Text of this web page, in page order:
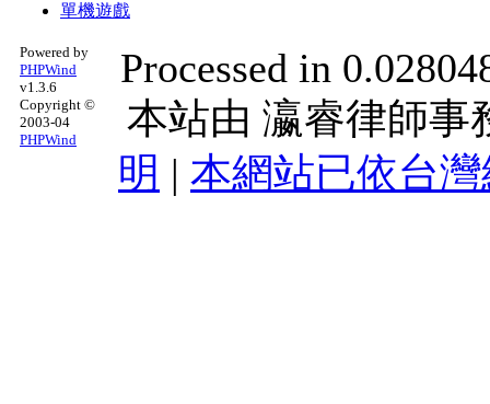
單機遊戲
Powered by
PHPWind
v1.3.6
Copyright ©
2003-04
PHPWind
Processed in
本站由 瀛睿律師事
明 | 本網站已依台